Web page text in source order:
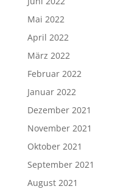
Mai 2022
April 2022
März 2022
Februar 2022
Januar 2022
Dezember 2021
November 2021
Oktober 2021
September 2021
August 2021